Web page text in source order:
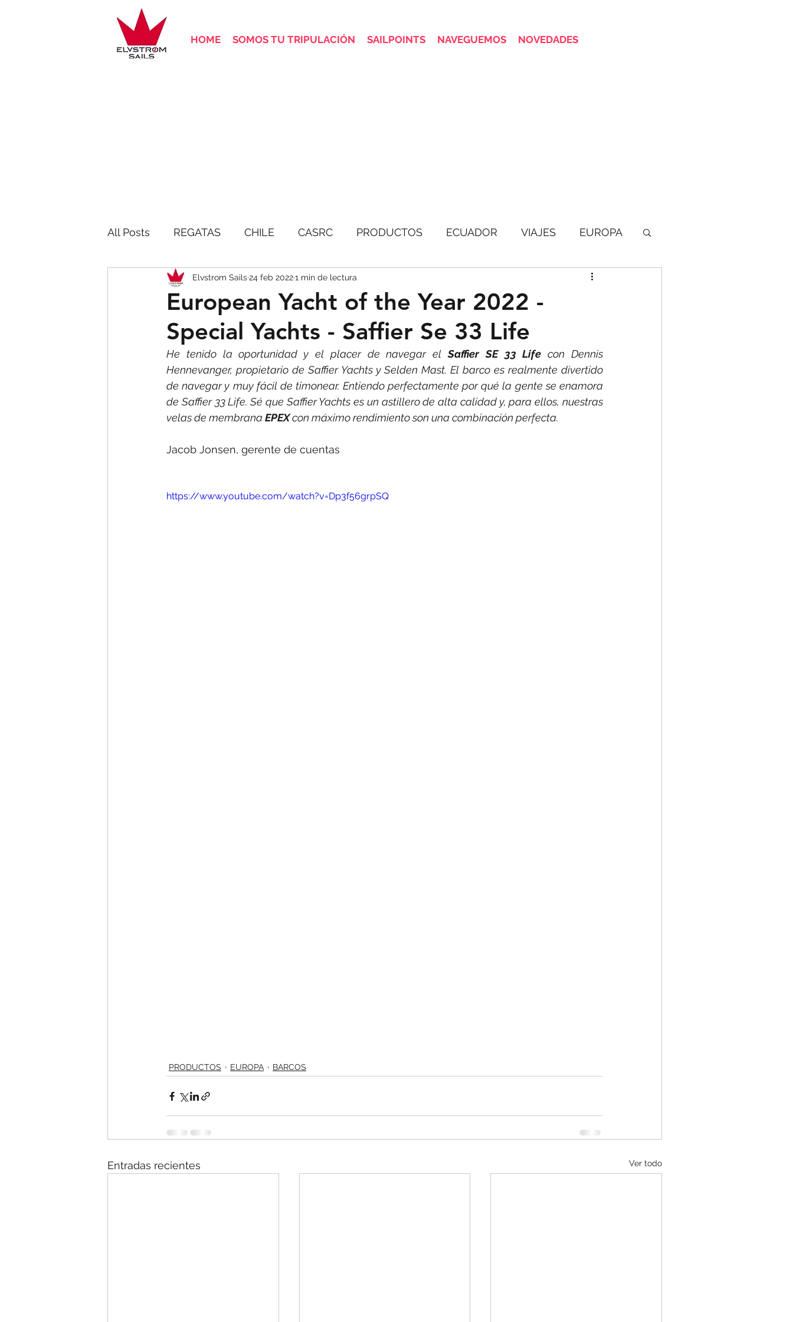
HOME SOMOS TU TRIPULACIÓN SAILPOINTS NAVEGUEMOS NOVEDADES
All Posts REGATAS CHILE CASRC PRODUCTOS ECUADOR VIAJES EUROPA
BARCOS ONE DESIGN TIPS
European Yacht of the Year 2022 -
Special Yachts - Saffier Se 33 Life
Elvstrom Sails24 feb 20221 min de lectura
He tenido la oportunidad y el placer de navegar el Saffier SE 33 Life con Dennis
Hennevanger, propietario de Saffier Yachts y Selden Mast. El barco es realmente divertido
de navegar y muy fácil de timonear. Entiendo perfectamente por qué la gente se enamora
de Saffier 33 Life. Sé que Saffier Yachts es un astillero de alta calidad y, para ellos, nuestras
velas de membrana EPEX con máximo rendimiento son una combinación perfecta.
Jacob Jonsen, gerente de cuentas
https://www.youtube.com/watch?v=Dp3f56grpSQ
PRODUCTOS EUROPA BARCOS
Entradas recientes Ver todo